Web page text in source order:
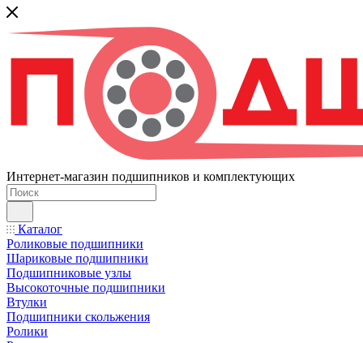
Интернет-магазин подшипников и комплектующих
Каталог
Роликовые подшипники
Шариковые подшипники
Подшипниковые узлы
Высокоточные подшипники
Втулки
Подшипники скольжения
Ролики